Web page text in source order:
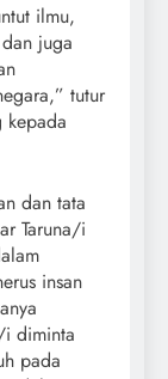
ilmu,
juga
tutur
kepada
dan tata
Taruna/i
insan
i diminta
pada